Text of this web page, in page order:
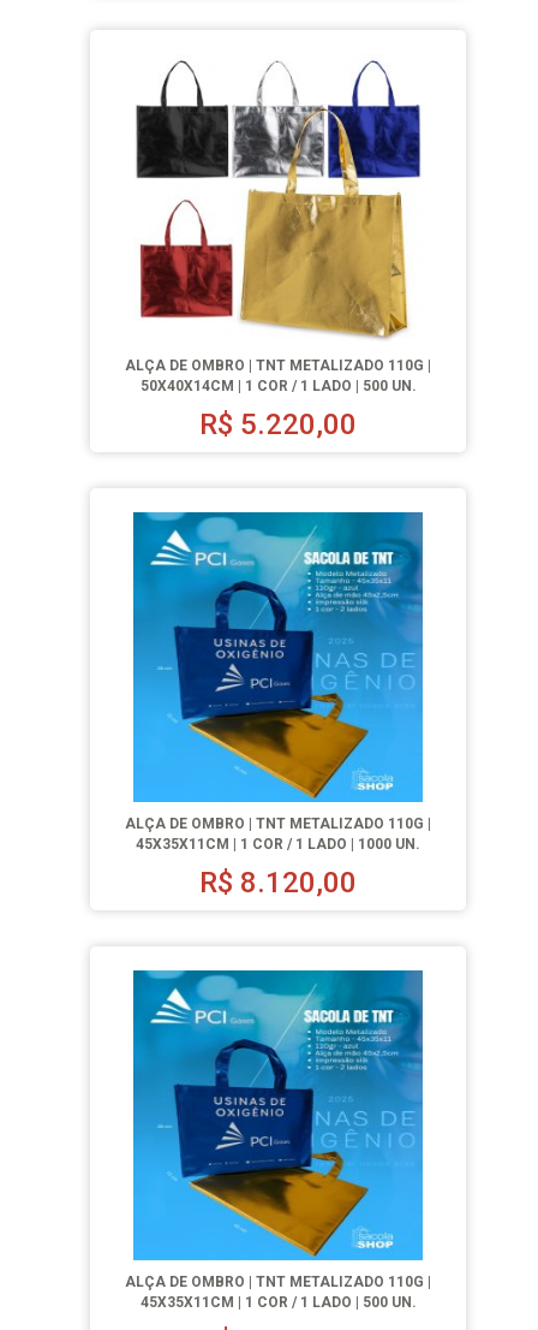
ALÇA DE OMBRO | TNT METALIZADO 110G |
50X40X14CM | 1 COR / 1 LADO | 500 UN.
R$ 5.220,00
ALÇA DE OMBRO | TNT METALIZADO 110G |
45X35X11CM | 1 COR / 1 LADO | 1000 UN.
R$ 8.120,00
ALÇA DE OMBRO | TNT METALIZADO 110G |
45X35X11CM | 1 COR / 1 LADO | 500 UN.